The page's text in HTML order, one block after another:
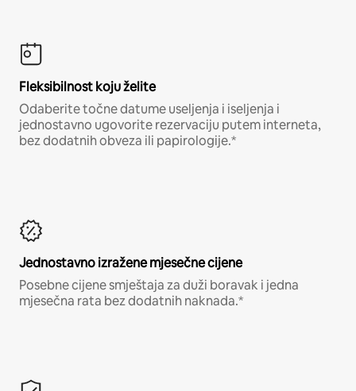
Fleksibilnost koju želite
Odaberite točne datume useljenja i iseljenja i
jednostavno ugovorite rezervaciju putem interneta,
bez dodatnih obveza ili papirologije.*
Jednostavno izražene mjesečne cijene
Posebne cijene smještaja za duži boravak i jedna
mjesečna rata bez dodatnih naknada.*